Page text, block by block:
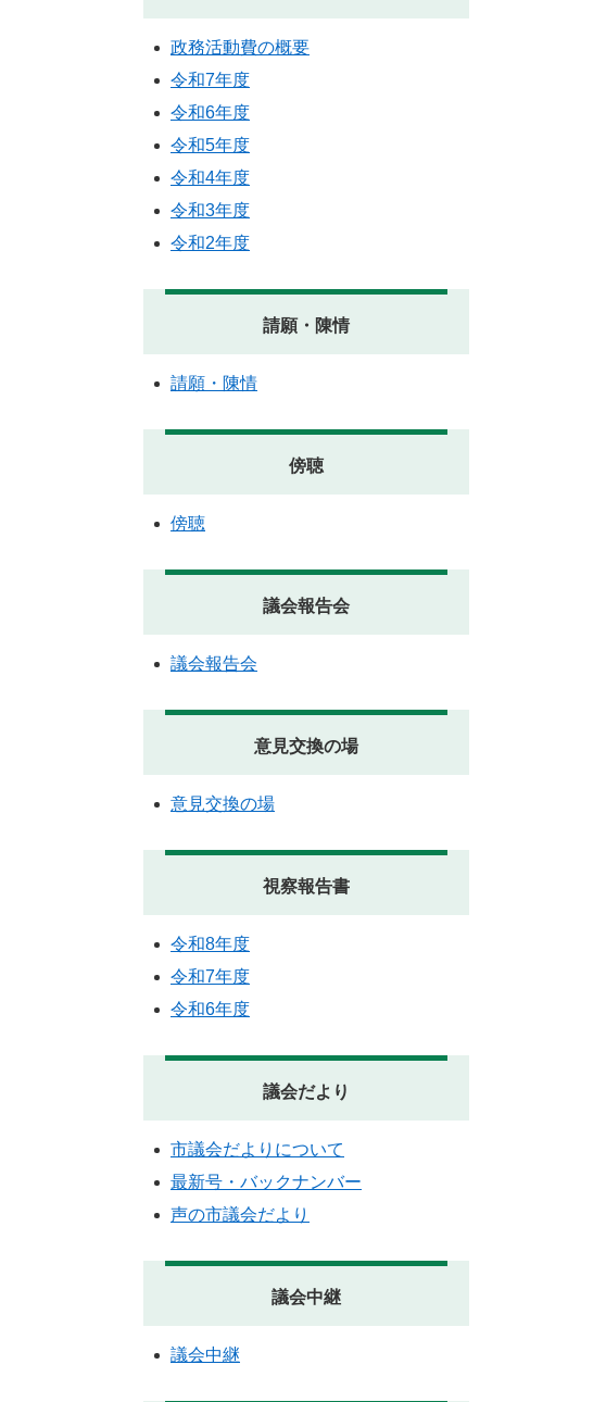
政務活動費の概要
令和7年度
令和6年度
令和5年度
令和4年度
令和3年度
令和2年度
請願・陳情
請願・陳情
傍聴
傍聴
議会報告会
議会報告会
意見交換の場
意見交換の場
視察報告書
令和8年度
令和7年度
令和6年度
議会だより
市議会だよりについて
最新号・バックナンバー
声の市議会だより
議会中継
議会中継